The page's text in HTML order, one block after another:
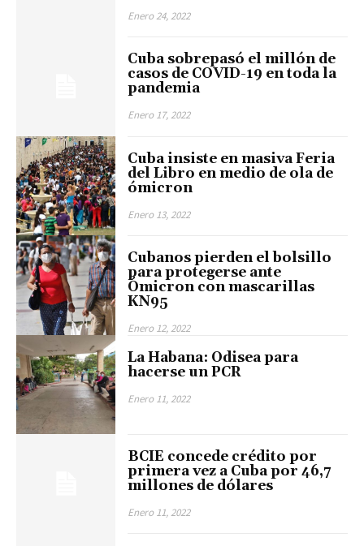
Enero 24, 2022
Cuba sobrepasó el millón de
casos de COVID-19 en toda la
pandemia
Enero 17, 2022
Cuba insiste en masiva Feria
del Libro en medio de ola de
ómicron
Enero 13, 2022
Cubanos pierden el bolsillo
para protegerse ante
Ómicron con mascarillas
KN95
Enero 12, 2022
La Habana: Odisea para
hacerse un PCR
Enero 11, 2022
BCIE concede crédito por
primera vez a Cuba por 46,7
millones de dólares
Enero 11, 2022